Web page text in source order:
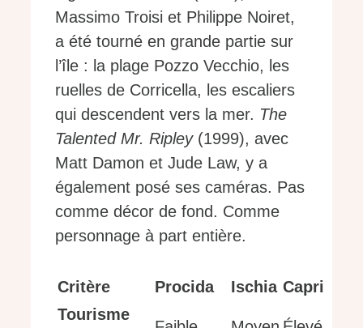
Massimo Troisi et Philippe Noiret,
a été tourné en grande partie sur
l’île : la plage Pozzo Vecchio, les
ruelles de Corricella, les escaliers
qui descendent vers la mer. The
Talented Mr. Ripley(1999), avec
Matt Damon et Jude Law, y a
également posé ses caméras. Pas
comme décor de fond. Comme
personnage à part entière.
Critère Procida Ischia Capri
Tourisme